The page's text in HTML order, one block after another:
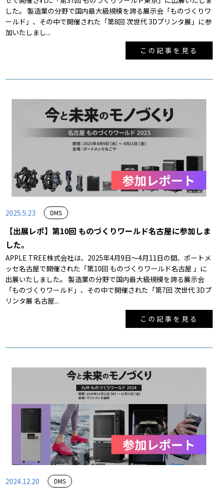
した。 製造業の分野で国内最大級規模を誇る展示会「ものづくりワ
ールド」、その中で開催された「第8回 次世代 3Dプリンタ展」に参
加いたしまし...
この記事を見る
2025.5.23 DMS
【出展レポ】第10回 ものづくりワールド名古屋に参加しま
した。
APPLE TREE株式会社は、2025年4月9日～4月11日の間、ポートメ
ッセ名古屋で開催された「第10回 ものづくりワールド名古屋 」に
出展いたしました。 製造業の分野で国内最大級規模を誇る展示会
「ものづくりワールド」、その中で開催された「第7回 次世代 3Dプ
リンタ展 名古屋...
この記事を見る
2024.12.20 DMS